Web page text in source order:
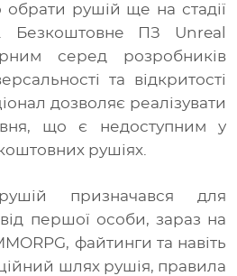
обрати рушій ще на стадії
Безкоштовне ПЗ Unreal
серед розробників
та відкритості
дозволяє реалізувати
що є недоступним у
рушіях.
призначався для
першої особи, зараз на
файтинги та навіть
шлях рушія, правила